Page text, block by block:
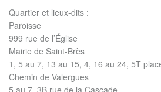
Quartier et lieux-dits :
Paroisse
999 rue de l’Église
Mairie de Saint-Brès
1, 5 au 7, 13 au 15, 4, 16 au 24, 5T
Chemin de Valergues
5 au 7, 3B rue de la Cascade